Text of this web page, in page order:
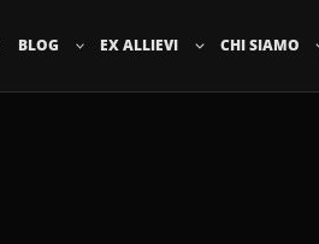
BLOG EX ALLIEVI CHI SIAMO